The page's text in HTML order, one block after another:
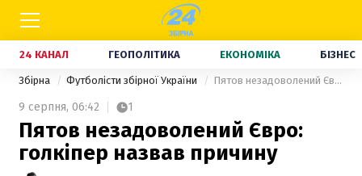
24 КАНАЛ ГЕОПОЛІТИКА ЕКОНОМІКА БІЗНЕС
Збірна Футболісти збірної України Пятов незадоволений Євро: голкіпер назвав причину
9 серпня, 06:42 1
Пятов незадоволений Євро:
голкіпер назвав причину